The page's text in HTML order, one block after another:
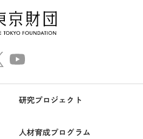
研究プロジェクト
人材育成プログラム